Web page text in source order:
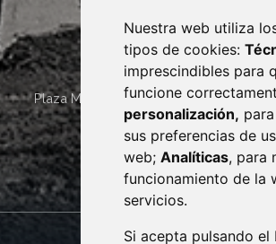
Nuestra web utiliza
tipos de cookies:
imprescindibles para
funcione
personalización,
sus preferencias de
web; Analíticas, para
funcionamiento de la
servicios.
Si acepta pulsando el
Plaza Mayor 4 22400 MONZÓN -
· (34) 974 400 700 ·
sac@monzon.es
monzon.es